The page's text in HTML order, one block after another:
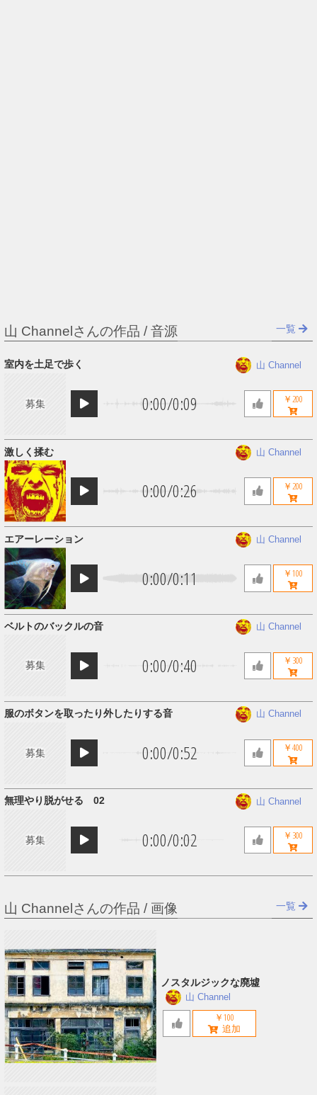
山 Channelさんの作品 / 音源 一覧
募集 0:00/0:09
室内を土足で歩く 山 Channel
￥200
0:00/0:26
激しく揉む 山 Channel
￥200
0:00/0:11
エアーレーション 山 Channel
￥100
募集 0:00/0:40
ベルトのバックルの音 山 Channel
￥300
募集 0:00/0:52
服のボタンを取ったり外したりする音 山 Channel
￥400
募集 0:00/0:02
無理やり脱がせる 02 山 Channel
￥300
山 Channelさんの作品 / 画像 一覧
ノスタルジックな廃墟
山 Channel
￥100